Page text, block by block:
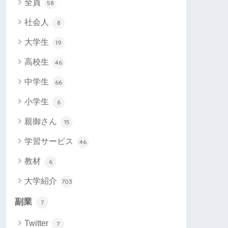
全員 58
社会人 8
大学生 19
高校生 46
中学生 66
小学生 6
親御さん 15
学習サービス 46
教材 6
大学紹介 703
副業 7
Twitter 7